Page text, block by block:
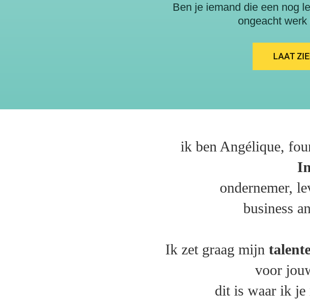
Ben je iemand die een nog
ongeacht
LAAT
ik ben Angélique,
ondernemer,
business
Ik zet graag mijn
voor
dit is waar ik je